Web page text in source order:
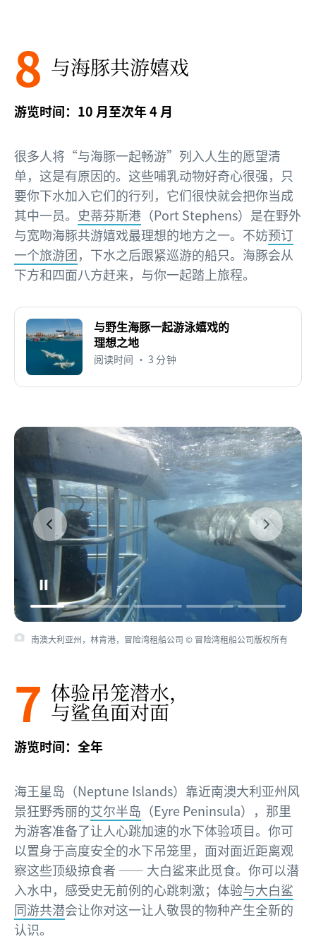
8 与海豚共游嬉戏
游览时间：10 月至次年 4 月
很多人将“与海豚一起畅游”列入人生的愿望清
单，这是有原因的。这些哺乳动物好奇心很强，只
要你下水加入它们的行列，它们很快就会把你当成
其中一员。 史蒂芬斯港 （Port Stephens）是在野外
与宽吻海豚共游嬉戏最理想的地方之一。不妨预订
一个旅游团，下水之后跟紧巡游的船只。海豚会从
下方和四面八方赶来，与你一起踏上旅程。
与野生海豚一起游泳嬉戏的
理想之地
阅读时间 • 3 分钟
南澳大利亚州，林肯港，冒险湾租船公司 © 冒险湾租船公司版权所有
7 体验吊笼潜水，
与鲨鱼面对面
游览时间：全年
海王星岛（Neptune Islands）靠近南澳大利亚州风
景狂野秀丽的艾尔半岛 （Eyre Peninsula），那里
为游客准备了让人心跳加速的水下体验项目。你可
以置身于高度安全的水下吊笼里，面对面近距离观
察这些顶级掠食者 —— 大白鲨来此觅食。你可以潜
入水中，感受史无前例的心跳刺激；体验与大白鲨
同游共潜会让你对这一让人敬畏的物种产生全新的
认识。